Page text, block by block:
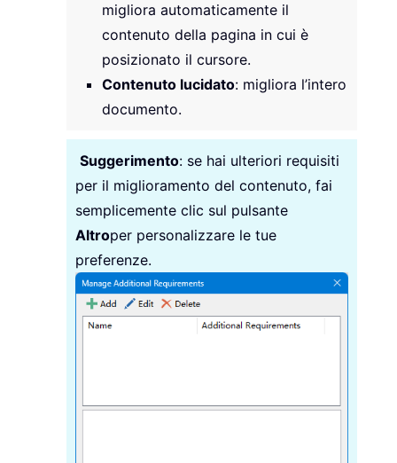
migliora automaticamente il
contenuto della pagina in cui è
posizionato il cursore.
Contenuto lucidato: migliora l’intero
documento.
Suggerimento: se hai ulteriori requisiti
per il miglioramento del contenuto, fai
semplicemente clic sul pulsante
Altroper personalizzare le tue
preferenze.